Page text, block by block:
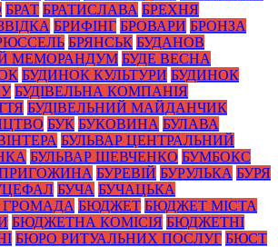
БРАТ БРАТИСЛАВА БРЕХНЯ
БРИФІНГ БРОВАРИ БРОНЗА
БРЯНСЬК БУДАНОВ
МЕМОРАНДУМ БУДЕ ВЕСНА
БУДИНОК КУЛЬТУРИ БУДИНОК
БУДІВЕЛЬНА КОМПАНІЯ
БУДІВЕЛЬНИЙ МАЙДАНЧИК
БУК БУКОВИНА БУЛАВА
БУЛЬВАР ЦЕНТРАЛЬНИЙ
БУЛЬВАР ШЕВЧЕНКО БУМБОКС
БУРЕВІЙ БУРУЛЬКА БУРЯ
БУЧА БУЧАЦЬКА
ГРОМАДА БЮДЖЕТ БЮДЖЕТ МІСТА
БЮДЖЕТНА КОМІСІЯ БЮДЖЕТНІ
БЮРО РИТУАЛЬНИХ ПОСЛУГ БЮСТ